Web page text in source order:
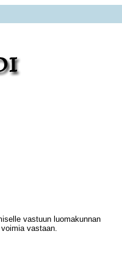
vastuun luomakunnan
vastaan.